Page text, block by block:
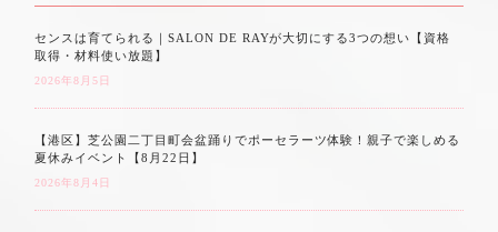
センスは育てられる｜SALON DE RAYが大切にする3つの想い【資格
取得・材料使い放題】
2026年8月5日
【港区】芝公園二丁目町会盆踊りでポーセラーツ体験！親子で楽しめる
夏休みイベント【8月22日】
2026年8月4日